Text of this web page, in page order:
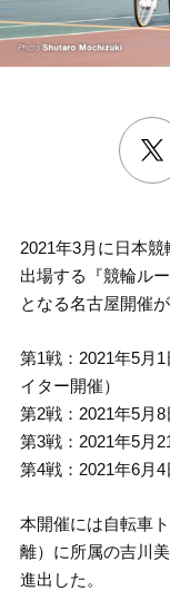
2021年3月に日本
出場する『競輪ル
となる名古屋開催
第1戦：2021年5月
イター開催）
第2戦：2021年5月
第3戦：2021年5月
第4戦：2021年6月
本開催には自転車
離）に所属の吉川
進出した。